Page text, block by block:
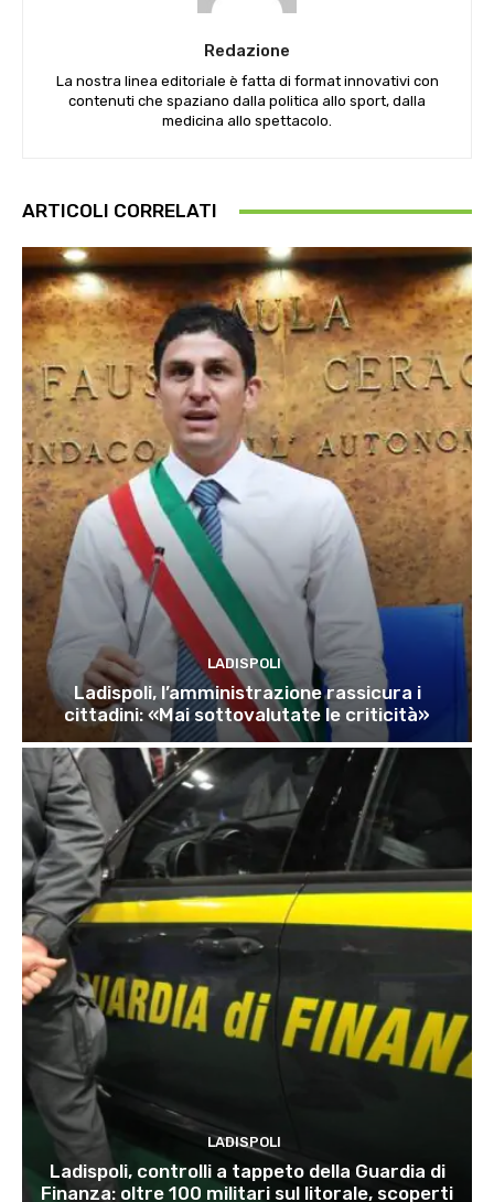
Redazione
La nostra linea editoriale è fatta di format innovativi con
contenuti che spaziano dalla politica allo sport, dalla
medicina allo spettacolo.
ARTICOLI CORRELATI
LADISPOLI
Ladispoli, l’amministrazione rassicura i
cittadini: «Mai sottovalutate le criticità»
LADISPOLI
Ladispoli, controlli a tappeto della Guardia di
Finanza: oltre 100 militari sul litorale, scoperti